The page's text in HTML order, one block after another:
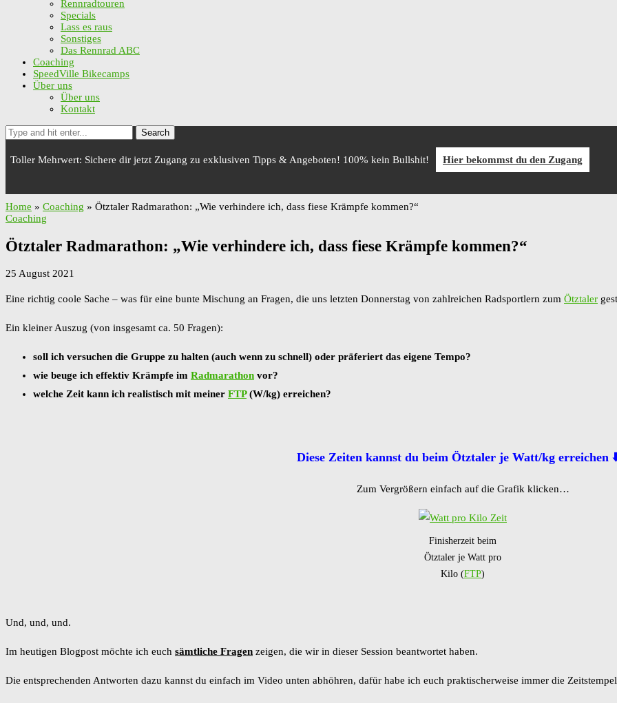
Rennradtouren
Specials
Lass es raus
Sonstiges
Das Rennrad ABC
Coaching
SpeedVille Bikecamps
Über uns
Über uns
Kontakt
Search
Toller Mehrwert: Sichere dir jetzt Zugang zu exklusiven Tipps & Angeboten! 100% kein Bullshit! Hier bekommst du den Zugang
Home » Coaching » Ötztaler Radmarathon: „Wie verhindere ich, dass fiese Krämpfe kommen?“
Coaching
Ötztaler Radmarathon: „Wie verhindere ich, dass fiese Krämpfe kommen?“
25 August 2021
Eine richtig coole Sache – was für eine bunte Mischung an Fragen, die uns letzten Donnerstag von zahlreichen Radsportlern zum Ötztaler
Ein kleiner Auszug (von insgesamt ca. 50 Fragen):
soll ich versuchen die Gruppe zu halten (auch wenn zu schnell) oder präferiert das eigene Tempo?
wie beuge ich effektiv Krämpfe im Radmarathon vor?
welche Zeit kann ich realistisch mit meiner FTP(W/kg) erreichen?
Diese Zeiten kannst du beim Ötztaler je Watt/kg erreichen
Zum Vergrößern einfach auf die Grafik klicken…
Finisherzeit beim
Ötztaler je Watt pro
Kilo (FTP)
Und, und, und.
Im heutigen Blogpost möchte ich euch sämtliche Fragen zeigen, die wir in dieser Session beantwortet haben.
Die entsprechenden Antworten dazu kannst du einfach im Video unten abhöhren, dafür habe ich euch praktischerweise immer die